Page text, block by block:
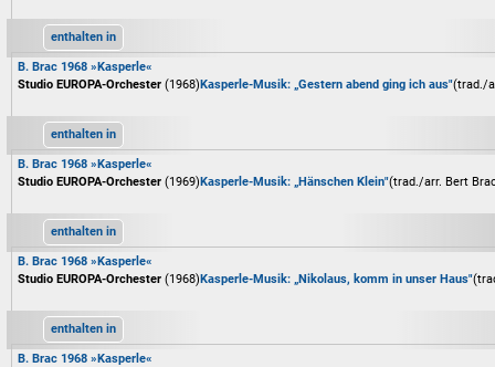
enthalten in
B. Brac 1968 »Kasperle«
Studio EUROPA-Orchester (1968)Kasperle-Musik: „Gestern abend ging ich aus"(trad./
enthalten in
B. Brac 1968 »Kasperle«
Studio EUROPA-Orchester (1969)Kasperle-Musik: „Hänschen Klein"(trad./arr. Bert
enthalten in
B. Brac 1968 »Kasperle«
Studio EUROPA-Orchester (1968)Kasperle-Musik: „Nikolaus, komm in unser Haus"
enthalten in
B. Brac 1968 »Kasperle«